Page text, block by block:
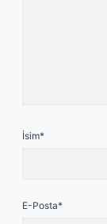
İsim*
E-Posta*